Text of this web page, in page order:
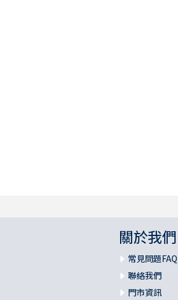
關於我們
常見問題FAQ
聯絡我們
門市資訊